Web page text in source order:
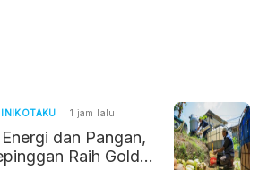
INIKOTAKU 1 jam lalu
dan Pangan,
Raih Gold